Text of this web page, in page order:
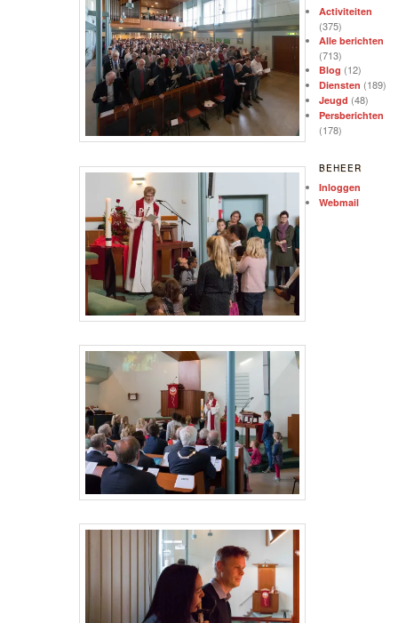
Activiteiten
(375)
Alle berichten
(713)
Blog (12)
Diensten (189)
Jeugd (48)
Persberichten
(178)
BEHEER
Inloggen
Webmail